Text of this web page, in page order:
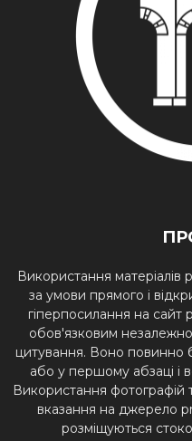
Використання
за умови прямого і
гіперпосилання на сайт
обов'язковим
цитування. Воно повинно
або у першому абзаці і
Використання фотографій
вказання на джерело
розміщуються